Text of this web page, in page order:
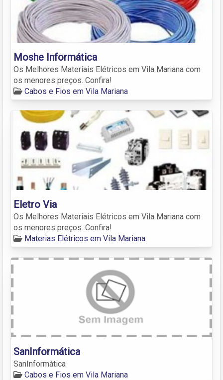
Moshe Informática
Os Melhores Materiais Elétricos em Vila Mariana com
os menores preços. Confira!
Cabos e Fios em Vila Mariana
Eletro Via
Os Melhores Materiais Elétricos em Vila Mariana com
os menores preços. Confira!
Materias Elétricos em Vila Mariana
SanInformática
SanInformática
Cabos e Fios em Vila Mariana